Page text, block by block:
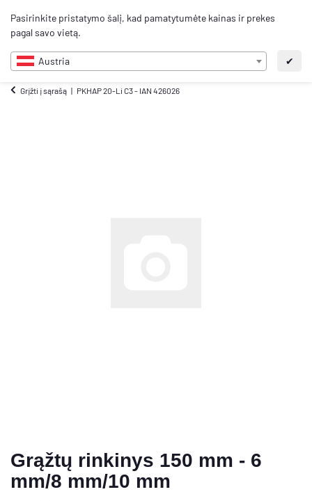
Pasirinkite pristatymo šalį, kad pamatytumėte kainas ir prekes
pagal savo vietą.
Austria ✔
LT
Grįžti į sąrašą PKHAP 20-Li C3 - IAN 426026
Grąžtų rinkinys 150 mm - 6
mm/8 mm/10 mm